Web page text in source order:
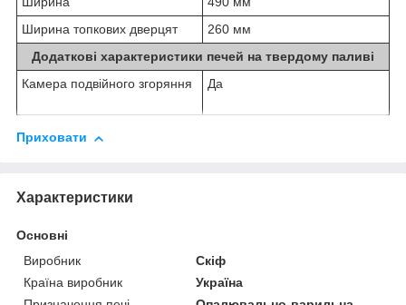
Ширина топкових дверцят
260 мм
Додаткові характеристики печей на твердому паливі
Камера подвійного згоряння
Да
Приховати
Характеристики
Основні
Виробник
Скіф
Країна виробник
Україна